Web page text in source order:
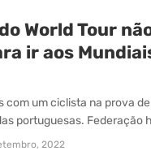
World Tour
ir aos
um ciclista na prova
portuguesas. Federação
2022